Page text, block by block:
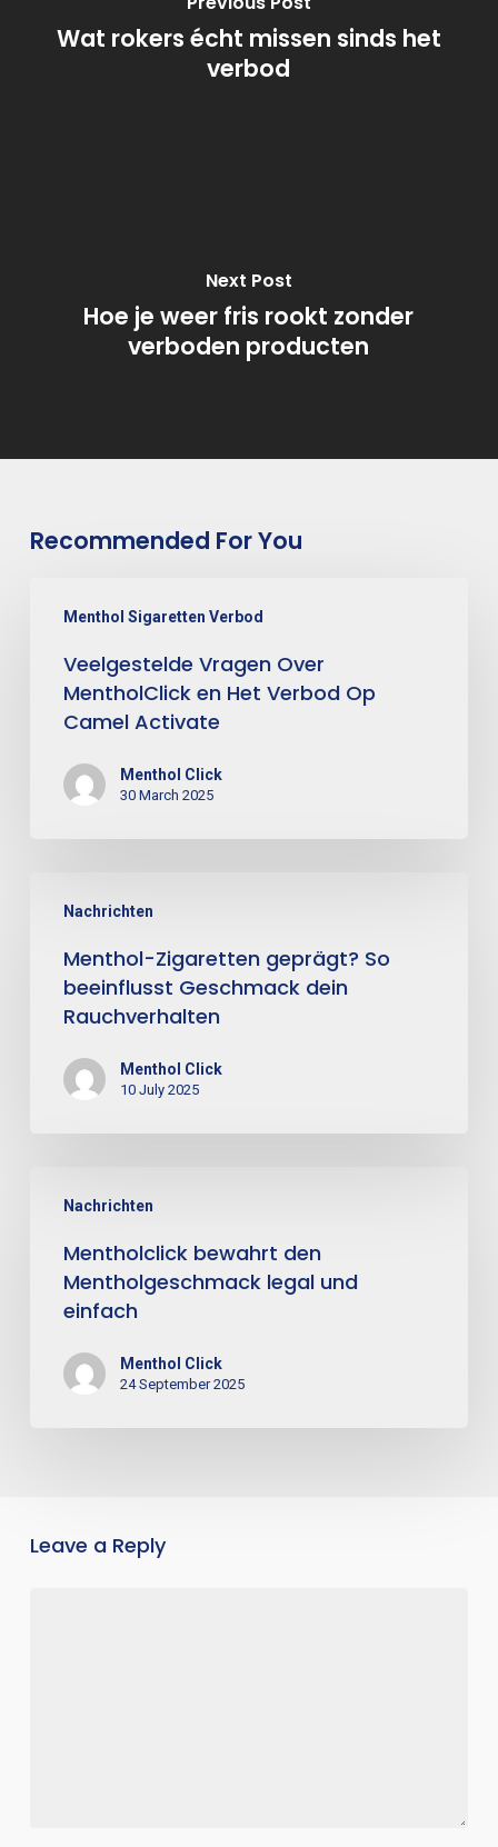
Wat rokers écht missen sinds het
verbod
Next Post
Hoe je weer fris rookt zonder
verboden producten
Recommended For You
Menthol Sigaretten Verbod
Veelgestelde Vragen Over
MentholClick en Het Verbod Op
Camel Activate
Menthol Click
30 March 2025
Nachrichten
Menthol-Zigaretten geprägt? So
beeinflusst Geschmack dein
Rauchverhalten
Menthol Click
10 July 2025
Nachrichten
Mentholclick bewahrt den
Mentholgeschmack legal und
einfach
Menthol Click
24 September 2025
Leave a Reply